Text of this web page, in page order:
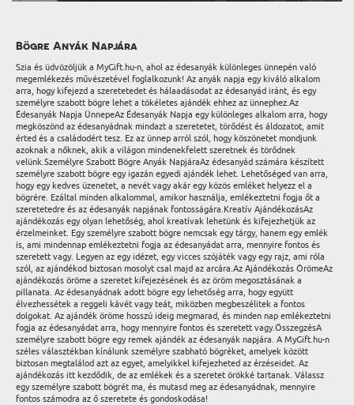
Bögre Anyák Napjára
Szia és üdvözöljük a MyGift.hu-n, ahol az édesanyák különleges ünnepén való
megemlékezés művészetével foglalkozunk! Az anyák napja egy kiváló alkalom
arra, hogy kifejezd a szeretetedet és hálaadásodat az édesanyád iránt, és egy
személyre szabott bögre lehet a tökéletes ajándék ehhez az ünnephez.Az
Édesanyák Napja ÜnnepeAz Édesanyák Napja egy különleges alkalom arra, hogy
megköszönd az édesanyádnak mindazt a szeretetet, törődést és áldozatot, amit
érted és a családodért tesz. Ez az ünnep arról szól, hogy köszönetet mondjunk
azoknak a nőknek, akik a világon mindenekfelett szeretnek és törődnek
velünk.Személyre Szabott Bögre Anyák NapjáraAz édesanyád számára készített
személyre szabott bögre egy igazán egyedi ajándék lehet. Lehetőséged van arra,
hogy egy kedves üzenetet, a nevét vagy akár egy közös emléket helyezz el a
bögrére. Ezáltal minden alkalommal, amikor használja, emlékeztetni fogja őt a
szeretetedre és az édesanyák napjának fontosságára.Kreatív AjándékozásAz
ajándékozás egy olyan lehetőség, ahol kreatívak lehetünk és kifejezhetjük az
érzelmeinket. Egy személyre szabott bögre nemcsak egy tárgy, hanem egy emlék
is, ami mindennap emlékeztetni fogja az édesanyádat arra, mennyire fontos és
szeretett vagy. Legyen az egy idézet, egy vicces szójáték vagy egy rajz, ami róla
szól, az ajándékod biztosan mosolyt csal majd az arcára.Az Ajándékozás ÖrömeAz
ajándékozás öröme a szeretet kifejezésének és az öröm megosztásának a
pillanata. Az édesanyádnak adott bögre egy lehetőség arra, hogy együtt
élvezhessétek a reggeli kávét vagy teát, miközben megbeszélitek a fontos
dolgokat. Az ajándék öröme hosszú ideig megmarad, és minden nap emlékeztetni
fogja az édesanyádat arra, hogy mennyire fontos és szeretett vagy.ÖsszegzésA
személyre szabott bögre egy remek ajándék az édesanyák napjára. A MyGift.hu-n
széles választékban kínálunk személyre szabható bögréket, amelyek között
biztosan megtalálod azt az egyet, amelyikkel kifejezheted az érzéseidet. Az
ajándékozás itt kezdődik, de az emlékek és a szeretet örökké tartanak. Válassz
egy személyre szabott bögrét ma, és mutasd meg az édesanyádnak, mennyire
fontos számodra az ő szeretete és gondoskodása!